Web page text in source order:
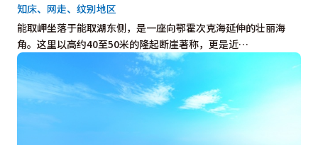
能取岬坐落于能取湖东侧，是一座向鄂霍次克海延伸的壮丽海
角。这里以高约40至50米的隆起断崖著称，更是近…
知床、网走、纹别地区